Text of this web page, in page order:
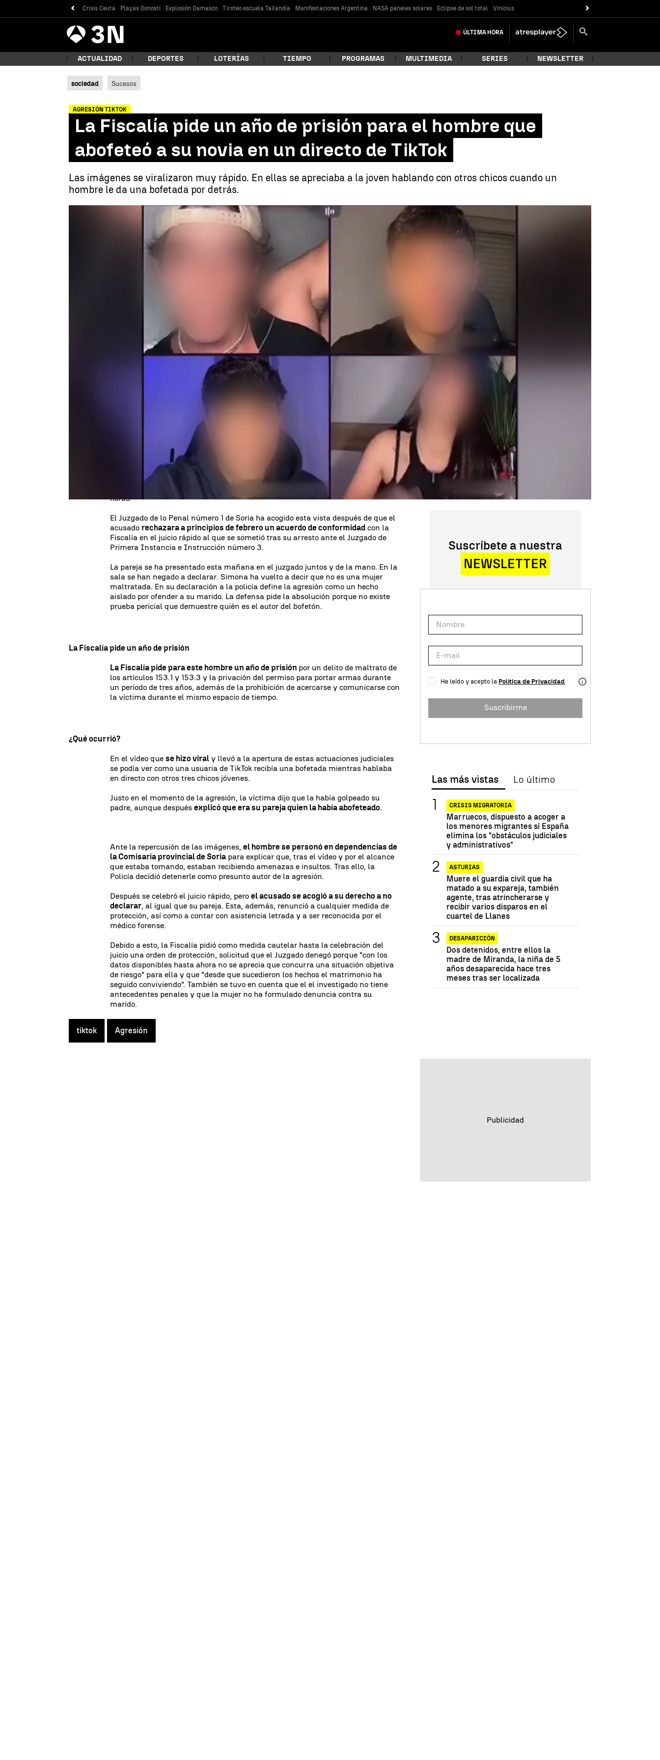
Crisis Ceuta Playas Donosti Explosión Damasco Tiroteo escuela Tailandia Manifestaciones Argentina NASA paneles solares Eclipse de sol total Vinicius
Antena
3 Noticias ÚLTIMA HORA
¿Qué estás buscando?
Buscar
ACTUALIDAD DEPORTES LOTERÍAS TIEMPO PROGRAMAS MULTIMEDIA SERIES NEWSLETTER
sociedad Sucesos
AGRESIÓN TIKTOK
La Fiscalía pide un año de prisión para el hombre que
abofeteó a su novia en un directo de TikTok
Las imágenes se viralizaron muy rápido. En ellas se apreciaba a la joven hablando con otros chicos cuando un
hombre le da una bofetada por detrás.
Juzgan al hombre que agredió a su mujer durante un directo en TikTok |
21 de febrero de 2023, 14:00
21 de febrero de 2023, 08:50
Este martes se ha sentado en el banquillo del Juzgado de lo Penal de Soria el
detenido por agredir a su mujer durante un directo en TikTok
. La Fiscalía
pide un año de prisión por un delito de maltrato, además de la privación de portar
armas durante tres años. También ha pedido que se le prohíba acercarse y
comunicarse con la víctima.
Este hombreabofeteó a su mujer durante un directo de la red social TikTok
mientras ella se encontraba hablando con otros jóvenes, un vídeo que terminó
y propició la detención del autor de la agresión durante unas
horas.
El Juzgado de lo Penal número 1 de Soria ha acogido esta vista después de que el
acusadorechazara a principios de febrero un acuerdo de conformidad con la
Fiscalía en el juicio rápido al que se sometió tras su arresto ante el Juzgado de
Primera Instancia e Instrucción número 3.
La pareja se ha presentado esta mañana en el juzgado juntos y de la mano. En la
sala se han negado a declarar. Simona ha vuelto a decir que no es una mujer
maltratada. En su declaración a la policía define la agresión como un hecho
aislado por ofender a su marido. La defensa pide la absolución porque no existe
prueba pericial que demuestre quién es el autor del bofetón.
La Fiscalía pide un año de prisión
La Fiscalía pide para este hombre un año de prisiónpor un delito de maltrato de
los artículos 153.1 y 153.3 y la privación del permiso para portar armas durante
un período de tres años, además de la prohibición de acercarse y comunicarse con
la víctima durante el mismo espacio de tiempo.
¿Qué ocurrió?
En el vídeo quese hizo viral y llevó a la apertura de estas actuaciones judiciales
se podía ver como una usuaria de TikTok recibía una bofetada mientras hablaba
en directo con otros tres chicos jóvenes.
Justo en el momento de la agresión, la víctima dijo que la había golpeado su
padre, aunque despuésexplicó que era su pareja quien la había abofeteado.
Ante la repercusión de las imágenes,el hombre se personó en dependencias de
la Comisaría provincial de Soria para explicar que, tras el vídeo y por el alcance
que estaba tomando, estaban recibiendo amenazas e insultos. Tras ello, la
Policía decidió detenerle como presunto autor de la agresión.
Después se celebró el juicio rápido, peroel acusado se acogió a su derecho a no
declarar, al igual que su pareja. Esta, además, renunció a cualquier medida de
protección, así como a contar con asistencia letrada y a ser reconocida por el
médico forense.
Debido a esto, la Fiscalía pidió como medida cautelar hasta la celebración del
juicio una orden de protección, solicitud que el Juzgado denegó porque "con los
datos disponibles hasta ahora no se aprecia que concurra una situación objetiva
de riesgo" para ella y que "desde que sucedieron los hechos el matrimonio ha
seguido conviviendo". También se tuvo en cuenta que el el investigado no tiene
antecedentes penales y que la mujer no ha formulado denuncia contra su
marido.
tiktok Agresión
Suscríbete a nuestra
NEWSLETTER
He leído y acepto la Política de Privacidad
Suscribirme
Las más vistas Lo último
CRISIS MIGRATORIA
Marruecos, dispuesto a acoger a
los menores migrantes si España
elimina los "obstáculos judiciales
y administrativos"
ASTURIAS
Muere el guardia civil que ha
matado a su expareja, también
agente, tras atrincherarse y
recibir varios disparos en el
cuartel de Llanes
DESAPARICIÓN
Dos detenidos, entre ellos la
madre de Miranda, la niña de 5
años desaparecida hace tres
meses tras ser localizada